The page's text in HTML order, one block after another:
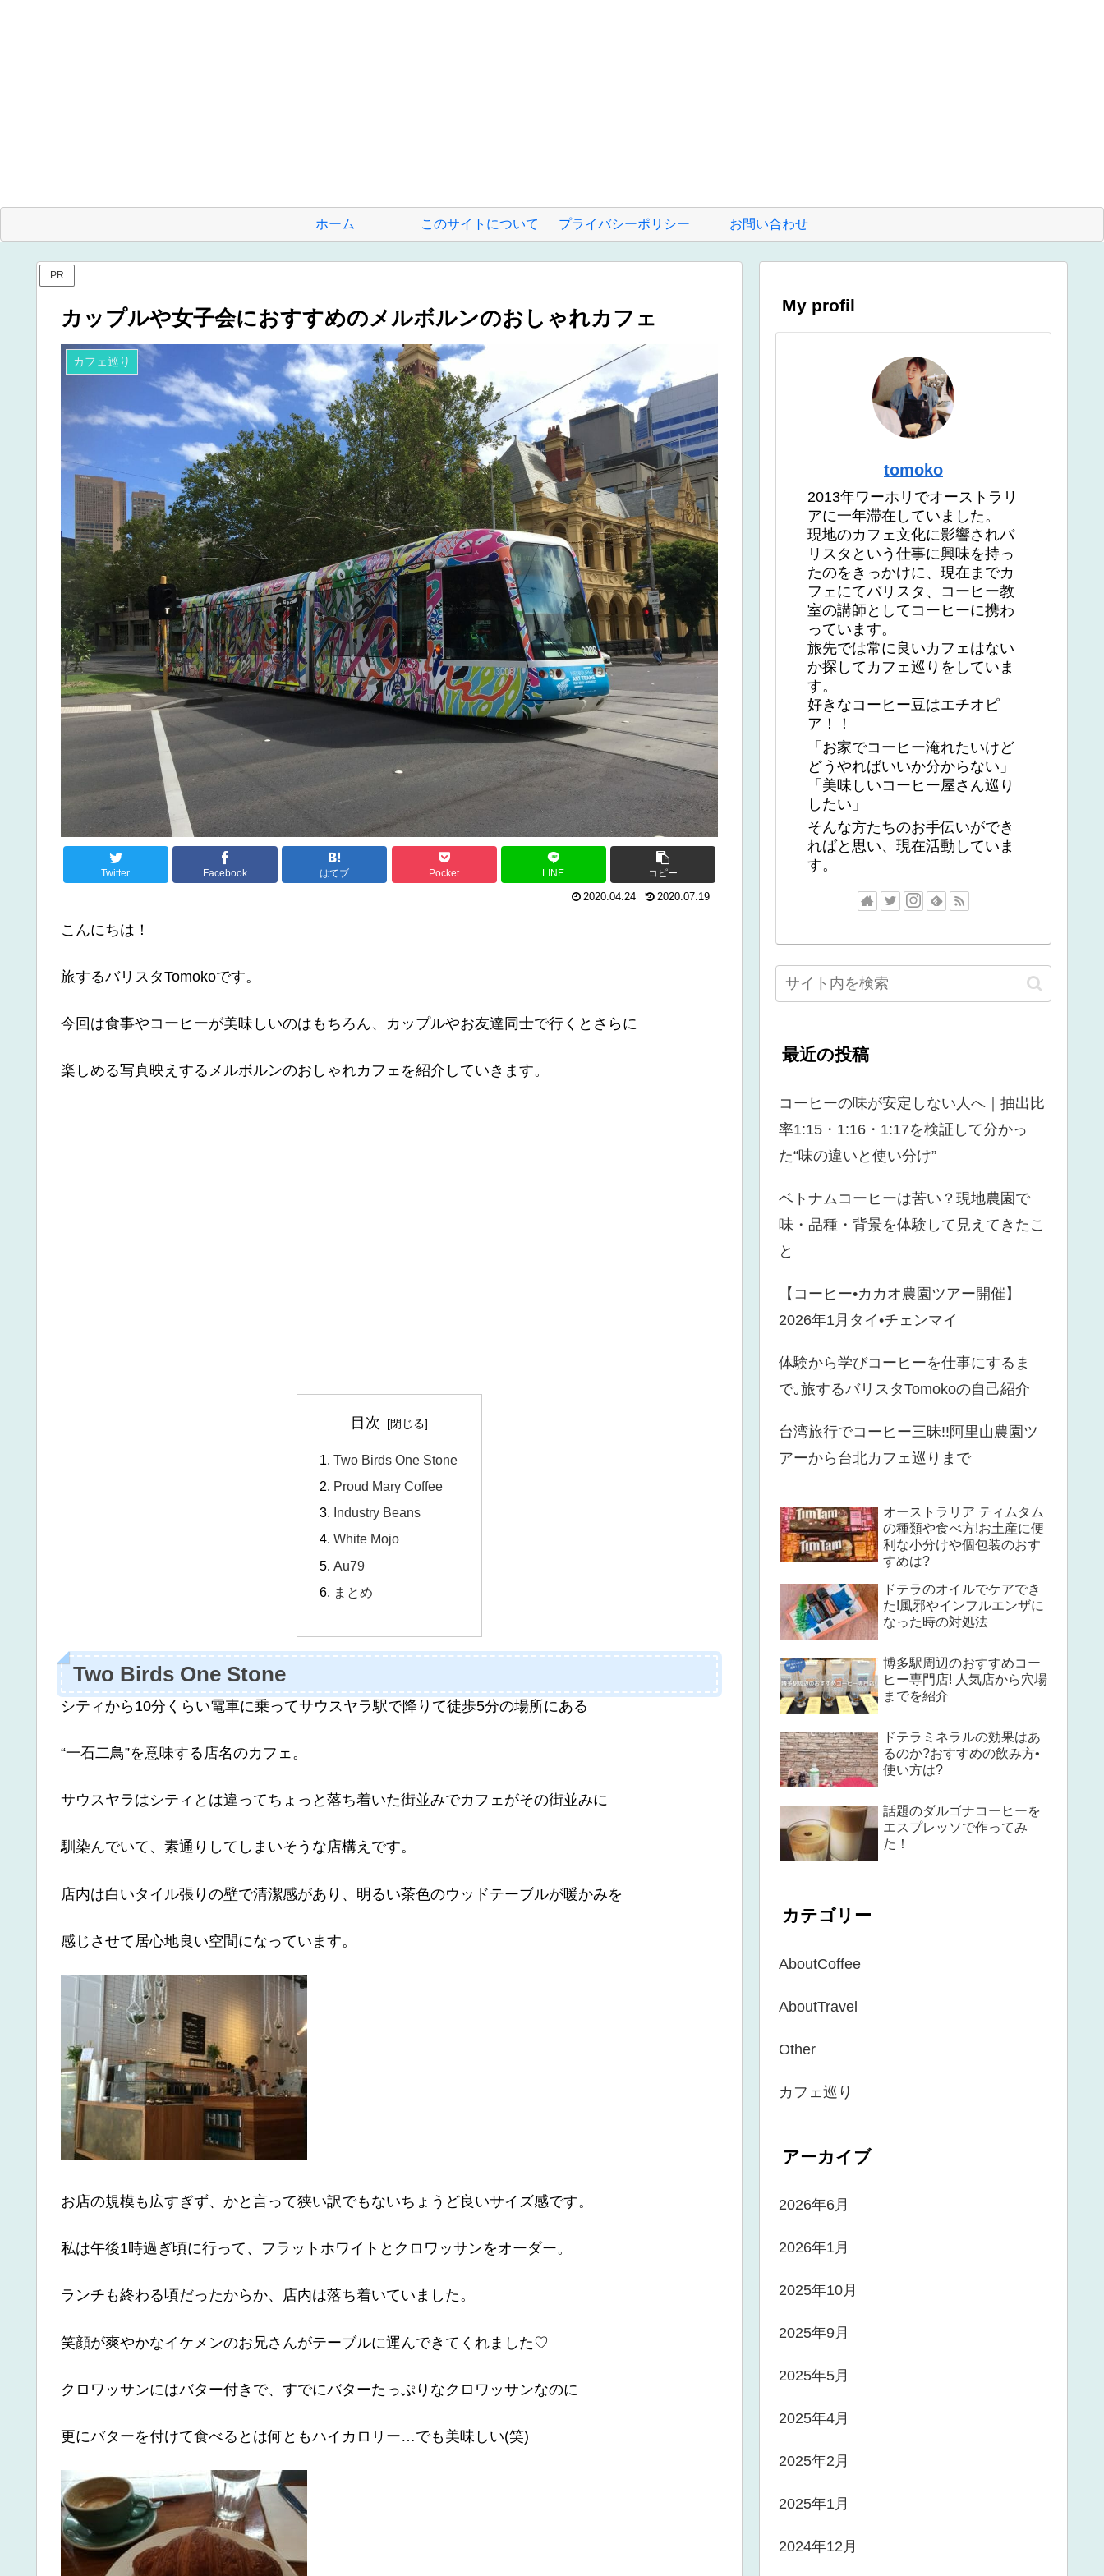
ホーム このサイトについて プライバシーポリシー お問い合わせ
PR
カップルや女子会におすすめのメルボルンのおしゃれカフェ
カフェ巡り
Twitter Facebook はてブ Pocket LINE コピー
2020.04.24 2020.07.19
こんにちは！
旅するバリスタTomokoです。
今回は食事やコーヒーが美味しいのはもちろん、カップルやお友達同士で行くとさらに
楽しめる写真映えするメルボルンのおしゃれカフェを紹介していきます。
目次
Two Birds One Stone
Proud Mary Coffee
Industry Beans
White Mojo
Au79
まとめ
Two Birds One Stone
シティから10分くらい電車に乗ってサウスヤラ駅で降りて徒歩5分の場所にある
“一石二鳥”を意味する店名のカフェ。
サウスヤラはシティとは違ってちょっと落ち着いた街並みでカフェがその街並みに
馴染んでいて、素通りしてしまいそうな店構えです。
店内は白いタイル張りの壁で清潔感があり、明るい茶色のウッドテーブルが暖かみを
感じさせて居心地良い空間になっています。
お店の規模も広すぎず、かと言って狭い訳でもないちょうど良いサイズ感です。
私は午後1時過ぎ頃に行って、フラットホワイトとクロワッサンをオーダー。
ランチも終わる頃だったからか、店内は落ち着いていました。
笑顔が爽やかなイケメンのお兄さんがテーブルに運んできてくれました♡
クロワッサンにはバター付きで、すでにバターたっぷりなクロワッサンなのに
更にバターを付けて食べるとは何ともハイカロリー…でも美味しい(笑)
My profil
tomoko
2013年ワーホリでオーストラリ
アに一年滞在していました。
現地のカフェ文化に影響されバ
リスタという仕事に興味を持っ
たのをきっかけに、現在までカ
フェにてバリスタ、コーヒー教
室の講師としてコーヒーに携わ
っています。
旅先では常に良いカフェはない
か探してカフェ巡りをしていま
す。
好きなコーヒー豆はエチオピ
ア！！
「お家でコーヒー淹れたいけど
どうやればいいか分からない」
「美味しいコーヒー屋さん巡り
したい」
そんな方たちのお手伝いができ
ればと思い、現在活動していま
す。
最近の投稿
コーヒーの味が安定しない人へ｜抽出比
率1:15・1:16・1:17を検証して分かっ
た“味の違いと使い分け”
ベトナムコーヒーは苦い？現地農園で
味・品種・背景を体験して見えてきたこ
と
【コーヒー•カカオ農園ツアー開催】
2026年1月タイ•チェンマイ
体験から学びコーヒーを仕事にするま
で｡旅するバリスタTomokoの自己紹介
台湾旅行でコーヒー三昧!!阿里山農園ツ
アーから台北カフェ巡りまで
オーストラリア ティムタム
の種類や食べ方!お土産に便
利な小分けや個包装のおす
すめは?
ドテラのオイルでケアでき
た!風邪やインフルエンザに
なった時の対処法
博多駅周辺のおすすめコー
ヒー専門店! 人気店から穴場
までを紹介
ドテラミネラルの効果はあ
るのか?おすすめの飲み方•
使い方は?
話題のダルゴナコーヒーを
エスプレッソで作ってみ
た！
カテゴリー
AboutCoffee
AboutTravel
Other
カフェ巡り
アーカイブ
2026年6月
2026年1月
2025年10月
2025年9月
2025年5月
2025年4月
2025年2月
2025年1月
2024年12月